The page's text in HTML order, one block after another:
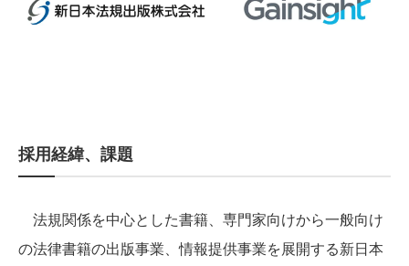
採用経緯、課題
法規関係を中心とした書籍、専門家向けから一般向け
の法律書籍の出版事業、情報提供事業を展開する新日本